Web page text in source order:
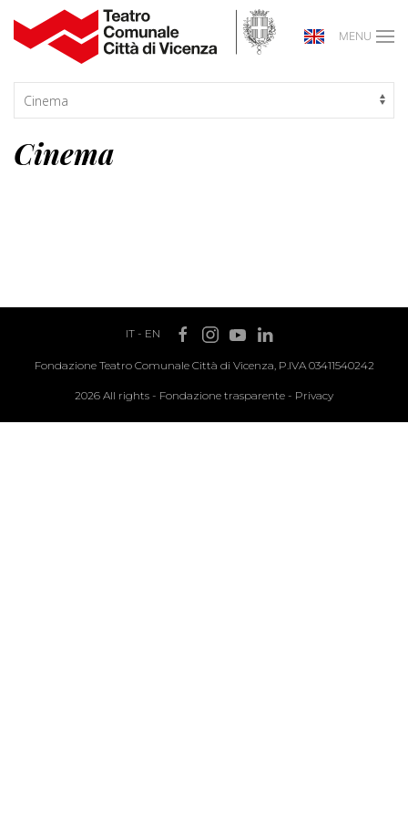
MENU
Cinema
IT- EN
Fondazione Teatro Comunale Città di Vicenza, P.IVA 03411540242
2026 All rights - Fondazione trasparente - Privacy